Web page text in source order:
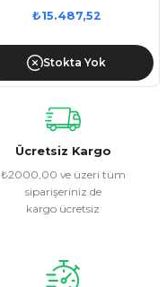
₺15.487,52
Stokta Yok
Ücretsiz Kargo
₺2000,00 ve üzeri tüm
siparişeriniz de
kargo ücretsiz